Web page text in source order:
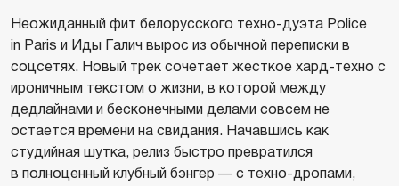
Неожиданный фит белорусского техно-дуэта Police
in Paris и Иды Галич вырос из обычной переписки в
соцсетях. Новый трек сочетает жесткое хард-техно с
ироничным текстом о жизни, в которой между
дедлайнами и бесконечными делами совсем не
остается времени на свидания. Начавшись как
студийная шутка, релиз быстро превратился
в полноценный клубный бэнгер — с техно-дропами,